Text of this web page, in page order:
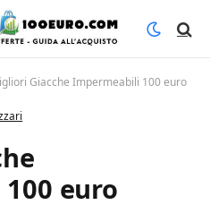
Giacche Impermeabili 100 euro
euro